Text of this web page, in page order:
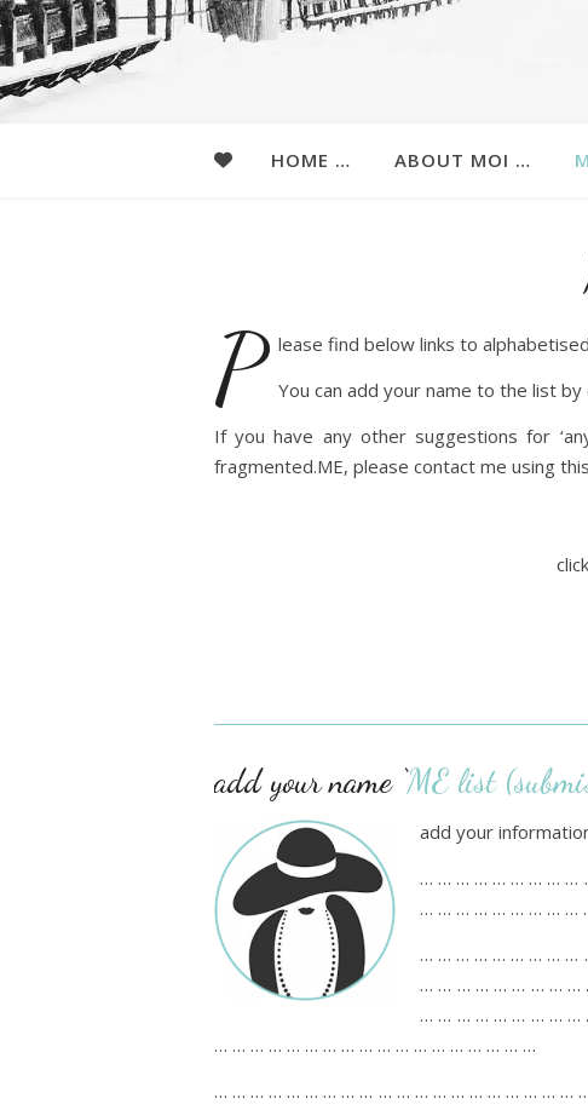
HOME … ABOUT MOI …
P lease find below links to
You can add your name to the list by
If you have any other suggestions for
fragmented.ME, please contact me using this
add your name ‘ME list
add your
… … … … … … … … …
… … … … … … … … …
… … … … … … … … …
… … … … … … … … …
… … … … … … … … …
… … … … … … … … … … … … … … … … … …
… … … … … … … … … … … … … … … … … … … …